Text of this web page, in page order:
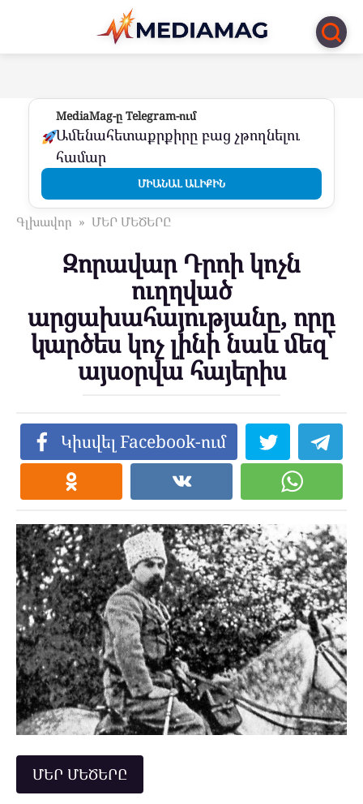
Перейти
контенту
MediaMag-ը Telegram-ում
Ամենահետաքրքիրը բաց չթողնելու
համար
ՄԻԱՆԱԼ ԱԼԻՔԻՆ
Գլխավոր » ՄԵՐ ՄԵԾԵՐԸ
Զորավար Դրոի կոչն
ուղղված
արցախահայությանը, որը
կարծես կոչ լինի նաև մեզ՝
այսօրվա հայերիս
Կիսվել Facebook-ում
ՄԵՐ ՄԵԾԵՐԸ